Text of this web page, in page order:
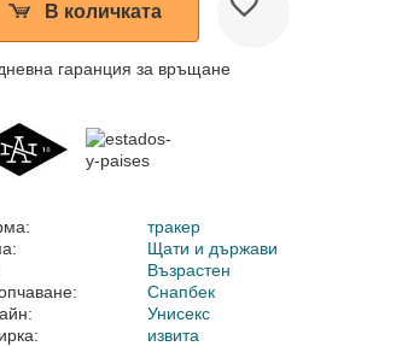
В количката
гаранция за връщане
тракер
Щати и държави
Възрастен
Снапбек
Унисекс
извита